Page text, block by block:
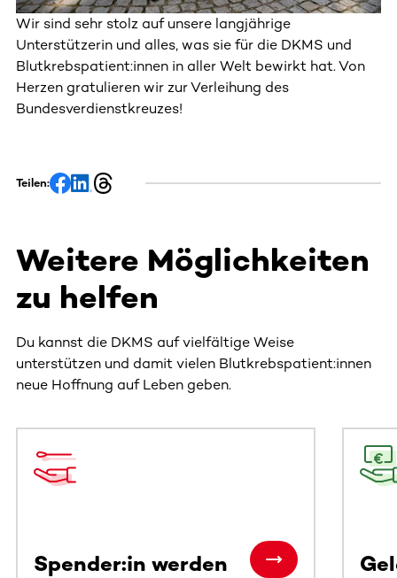
Wir sind sehr stolz auf unsere langjährige
Unterstützerin und alles, was sie für die DKMS und
Blutkrebspatient:innen in aller Welt bewirkt hat. Von
Herzen gratulieren wir zur Verleihung des
Bundesverdienstkreuzes!
Teilen:
Weitere Möglichkeiten
zu helfen
Du kannst die DKMS auf vielfältige Weise
unterstützen und damit vielen Blutkrebspatient:innen
neue Hoffnung auf Leben geben.
Spender:in werden